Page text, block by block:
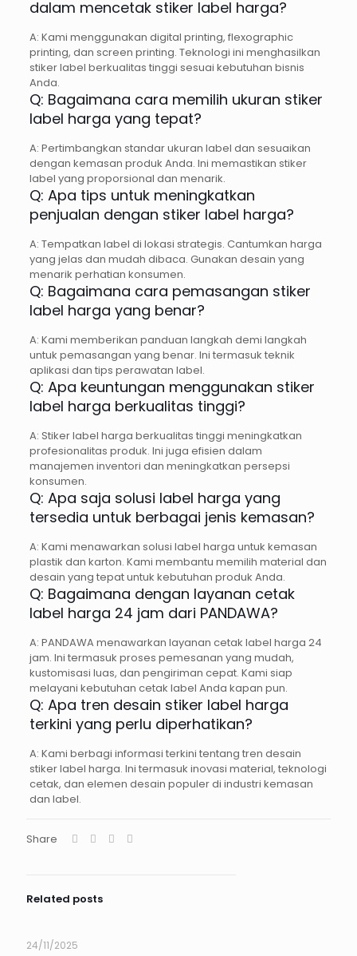
dalam mencetak stiker label harga?
A: Kami menggunakan digital printing, flexographic
printing, dan screen printing. Teknologi ini menghasilkan
stiker label berkualitas tinggi sesuai kebutuhan bisnis
Anda.
Q: Bagaimana cara memilih ukuran stiker
label harga yang tepat?
A: Pertimbangkan standar ukuran label dan sesuaikan
dengan kemasan produk Anda. Ini memastikan stiker
label yang proporsional dan menarik.
Q: Apa tips untuk meningkatkan
penjualan dengan stiker label harga?
A: Tempatkan label di lokasi strategis. Cantumkan harga
yang jelas dan mudah dibaca. Gunakan desain yang
menarik perhatian konsumen.
Q: Bagaimana cara pemasangan stiker
label harga yang benar?
A: Kami memberikan panduan langkah demi langkah
untuk pemasangan yang benar. Ini termasuk teknik
aplikasi dan tips perawatan label.
Q: Apa keuntungan menggunakan stiker
label harga berkualitas tinggi?
A: Stiker label harga berkualitas tinggi meningkatkan
profesionalitas produk. Ini juga efisien dalam
manajemen inventori dan meningkatkan persepsi
konsumen.
Q: Apa saja solusi label harga yang
tersedia untuk berbagai jenis kemasan?
A: Kami menawarkan solusi label harga untuk kemasan
plastik dan karton. Kami membantu memilih material dan
desain yang tepat untuk kebutuhan produk Anda.
Q: Bagaimana dengan layanan cetak
label harga 24 jam dari PANDAWA?
A: PANDAWA menawarkan layanan cetak label harga 24
jam. Ini termasuk proses pemesanan yang mudah,
kustomisasi luas, dan pengiriman cepat. Kami siap
melayani kebutuhan cetak label Anda kapan pun.
Q: Apa tren desain stiker label harga
terkini yang perlu diperhatikan?
A: Kami berbagi informasi terkini tentang tren desain
stiker label harga. Ini termasuk inovasi material, teknologi
cetak, dan elemen desain populer di industri kemasan
dan label.
Share
Related posts
24/11/2025